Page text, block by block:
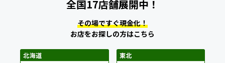
全国17店舗展開中！
その場ですぐ現金化！
お店をお探しの方はこちら